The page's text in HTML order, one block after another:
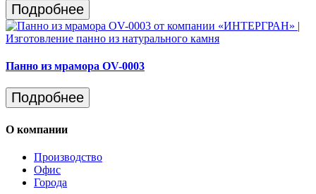
Подробнее
Панно из мрамора OV-0003
Подробнее
О компании
Производство
Офис
Города